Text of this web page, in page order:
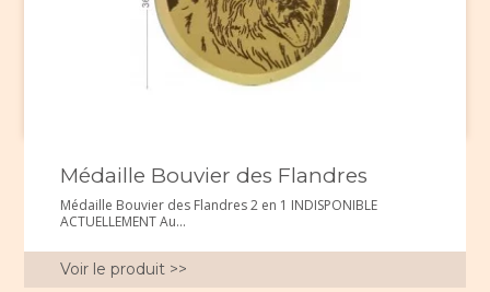
Médaille Bouvier des Flandres
Médaille Bouvier des Flandres 2 en 1 INDISPONIBLE
ACTUELLEMENT Au...
Voir le produit >>